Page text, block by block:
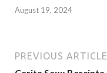
August 19, 2024
PREVIOUS ARTICLE